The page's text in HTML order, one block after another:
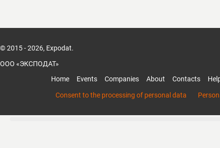
© 2015 - 2026, Expodat.
ООО «ЭКСПОДАТ»
Home
Events Companies About Contacts
Consent to the processing of personal data